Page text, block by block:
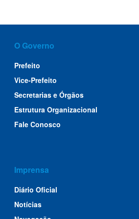
O Governo
Prefeito
Vice-Prefeito
Secretarias e Órgãos
Estrutura Organizacional
Fale Conosco
Imprensa
Diário Oficial
Notícias